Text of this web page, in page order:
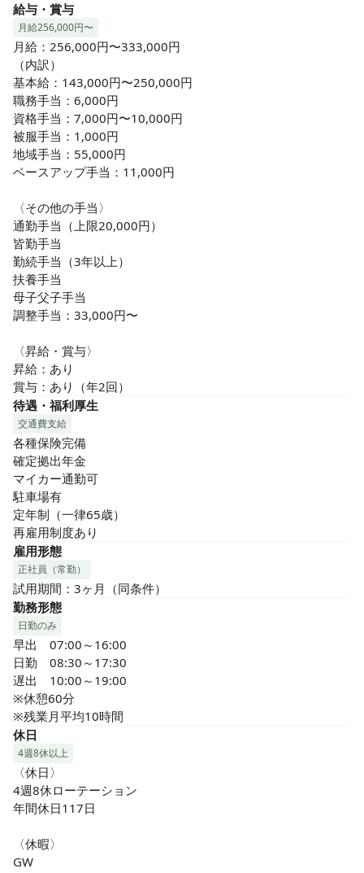
給与・賞与
月給256,000円〜
月給：256,000円〜333,000円
（内訳）
基本給：143,000円〜250,000円
職務手当：6,000円
資格手当：7,000円〜10,000円
被服手当：1,000円
地域手当：55,000円
ベースアップ手当：11,000円
〈その他の手当〉
通勤手当（上限20,000円）
皆勤手当
勤続手当（3年以上）
扶養手当
母子父子手当
調整手当：33,000円〜
〈昇給・賞与〉
昇給：あり
賞与：あり（年2回）
待遇・福利厚生
交通費支給
各種保険完備
確定拠出年金
マイカー通勤可
駐車場有
定年制（一律65歳）
再雇用制度あり
雇用形態
正社員（常勤）
試用期間：3ヶ月（同条件）
勤務形態
日勤のみ
早出　07:00～16:00
日勤　08:30～17:30
遅出　10:00～19:00
※休憩60分
※残業月平均10時間
休日
4週8休以上
〈休日〉
4週8休ローテーション
年間休日117日
〈休暇〉
GW